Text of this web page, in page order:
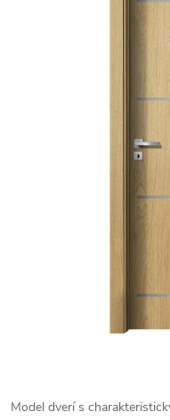
Model dverí s